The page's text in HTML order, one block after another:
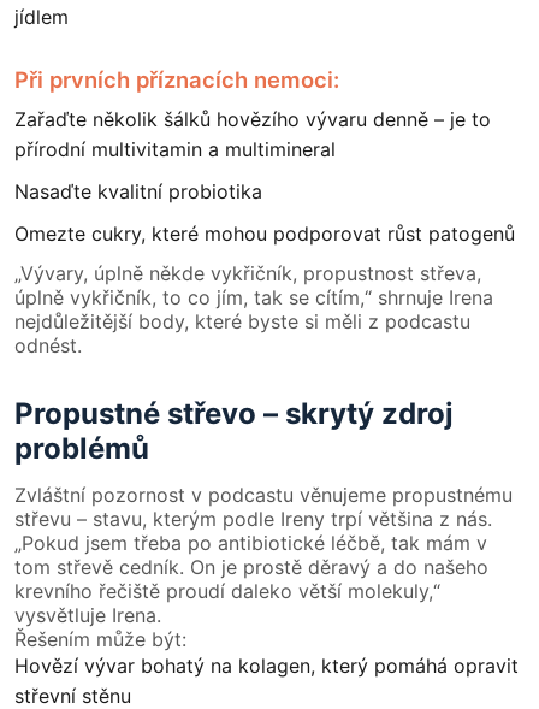
jídlem
Při prvních příznacích nemoci:
Zařaďte několik šálků hovězího vývaru denně – je to
přírodní multivitamin a multimineral
Nasaďte kvalitní probiotika
Omezte cukry, které mohou podporovat růst patogenů
„Vývary, úplně někde vykřičník, propustnost střeva,
úplně vykřičník, to co jím, tak se cítím,“ shrnuje Irena
nejdůležitější body, které byste si měli z podcastu
odnést.
Propustné střevo – skrytý zdroj
problémů
Zvláštní pozornost v podcastu věnujeme propustnému
střevu – stavu, kterým podle Ireny trpí většina z nás.
„Pokud jsem třeba po antibiotické léčbě, tak mám v
tom střevě cedník. On je prostě děravý a do našeho
krevního řečiště proudí daleko větší molekuly,“
vysvětluje Irena.
Řešením může být:
Hovězí vývar bohatý na kolagen, který pomáhá opravit
střevní stěnu